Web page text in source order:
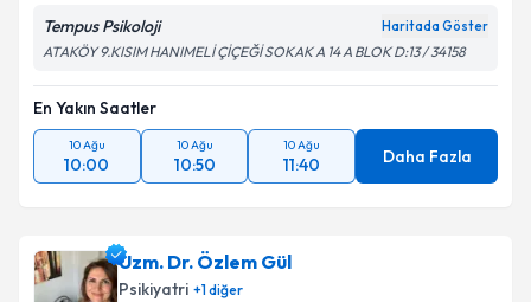
Tempus Psikoloji Haritada Göster
ATAKÖY 9.KISIM HANIMELİ ÇİÇEĞİ SOKAK A 14 A BLOK D:13 / 34158
En Yakın Saatler
10 Ağu
10:00
10 Ağu
10:50
10 Ağu
11:40 Daha Fazla
Uzm. Dr. Özlem Gül
Psikiyatri +1diğer